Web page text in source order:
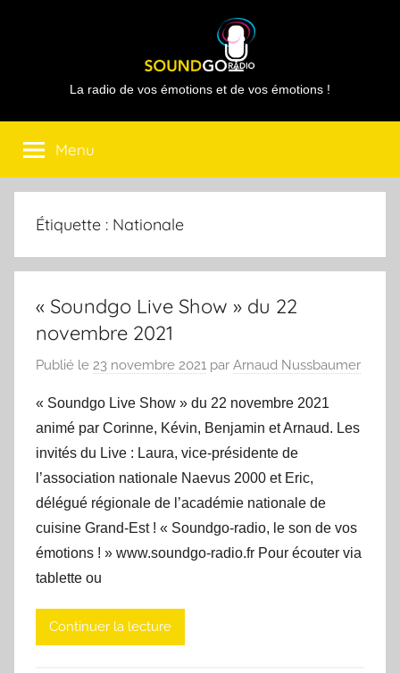
Sound
Go
Radio
La radio de vos émotions et de vos émotions !
Menu
Étiquette : Nationale
« Soundgo Live Show » du 22
novembre 2021
Publié le 23 novembre 2021 par Arnaud Nussbaumer
« Soundgo Live Show » du 22 novembre 2021
animé par Corinne, Kévin, Benjamin et Arnaud. Les
invités du Live : Laura, vice-présidente de
l’association nationale Naevus 2000 et Eric,
délégué régionale de l’académie nationale de
cuisine Grand-Est ! « Soundgo-radio, le son de vos
émotions ! » www.soundgo-radio.fr Pour écouter via
tablette ou
Continuer la lecture